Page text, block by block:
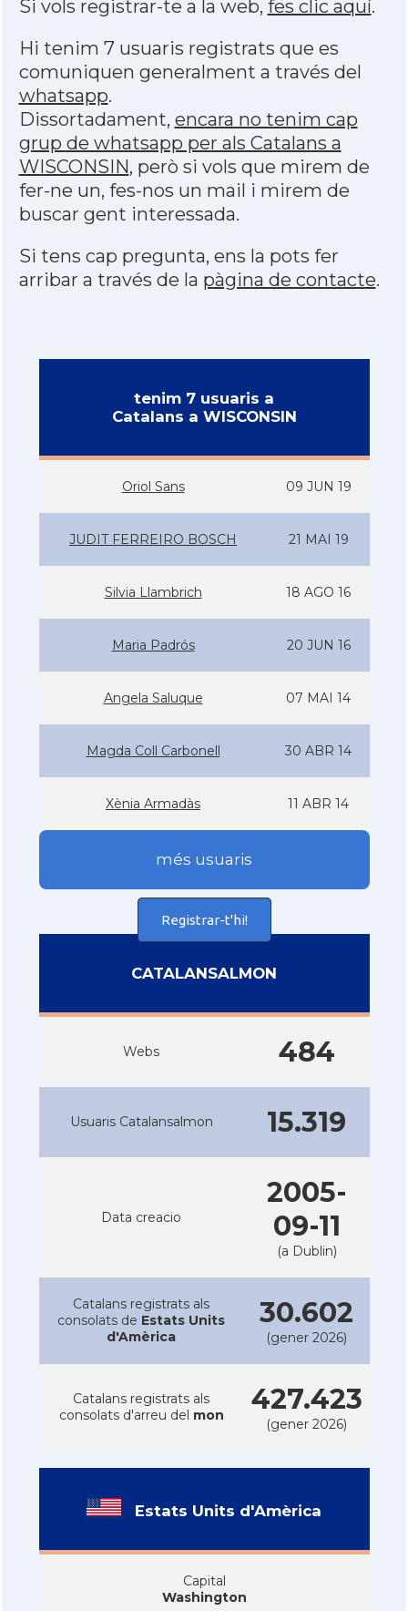
Si vols registrar-te a la web, fes clic aquí.
Hi tenim 7 usuaris registrats que es
comuniquen generalment a través del
whatsapp.
Dissortadament, encara no tenim cap
grup de whatsapp per als Catalans a
WISCONSIN, però si vols que mirem de
fer-ne un, fes-nos un mail i mirem de
buscar gent interessada.
Si tens cap pregunta, ens la pots fer
arribar a través de la pàgina de contacte.
tenim 7 usuaris a
Catalans a WISCONSIN
Oriol Sans 09 JUN 19
JUDIT FERREIRO BOSCH 21 MAI 19
Silvia Llambrich 18 AGO 16
Maria Padrós 20 JUN 16
Angela Saluque 07 MAI 14
Magda Coll Carbonell 30 ABR 14
Xènia Armadàs 11 ABR 14
més usuaris
Registrar-t'hi!
CATALANSALMON
Webs 484
Usuaris Catalansalmon 15.319
Data creacio
2005-
09-11
(a Dublin)
Catalans registrats als
consolats de Estats Units
d'Amèrica
30.602
(gener 2026)
Catalans registrats als
consolats d'arreu del mon 427.423
(gener 2026)
Estats Units d'Amèrica
Capital
Washington